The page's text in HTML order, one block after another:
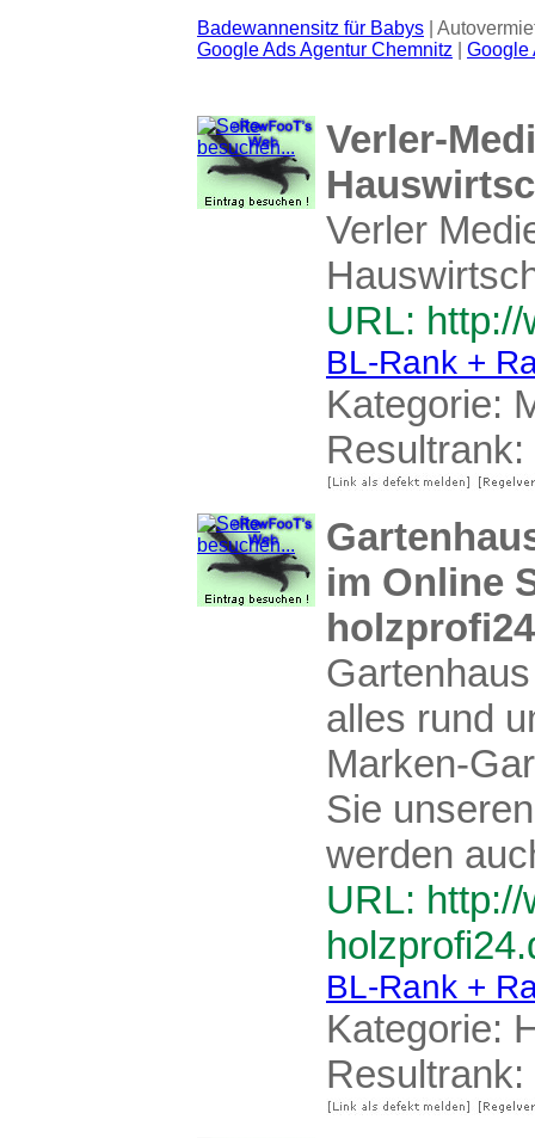
Badewannensitz für Babys |
Google Ads Agentur Chemnitz
Google
Verler-
Verler
URL:
BL-Rank +
Kategorie:
Resultrank:
im Online
holzprofi24
alles rund
Marken-
Sie
werden
URL:
BL-Rank +
Kategorie:
Resultrank: